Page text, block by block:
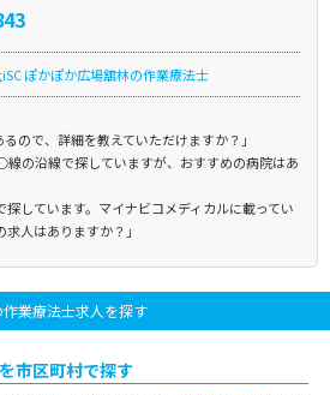
ぽかぽか広場舘林の作業療法士
ので、詳細を教えていただけますか？」
の沿線で探していますが、おすすめの病院はあ
探しています。マイナビコメディカルに載ってい
はありますか？」
作業療法士求人を探す
市区町村で探す